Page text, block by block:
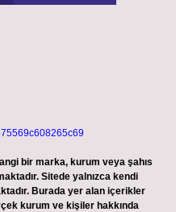
bir marka, kurum veya şahıs
Sitede yalnızca kendi
Burada yer alan içerikler
kurum ve kişiler hakkında